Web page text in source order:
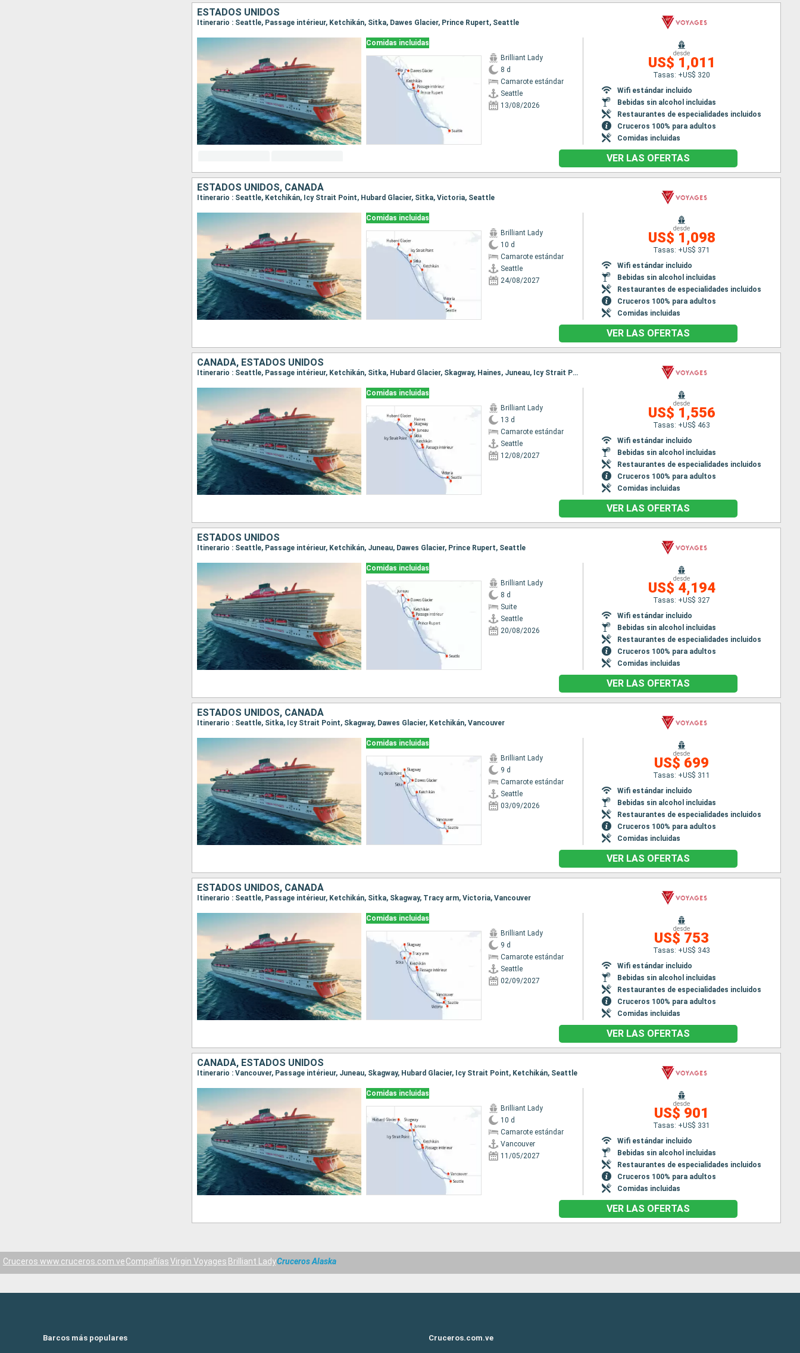
ESTADOS UNIDOS
Itinerario : Seattle, Passage intérieur, Ketchikán, Sitka, Dawes Glacier, Prince Rupert, Seattle
Comidas incluidas
Brilliant Lady
8 d
Camarote estándar
Seattle
13/08/2026
desde
US$ 1,011
Tasas: +US$ 320
Wifi estándar incluido
Bebidas sin alcohol incluidas
Restaurantes de especialidades incluidos
Cruceros 100% para adultos
Comidas incluidas
VER LAS OFERTAS
ESTADOS UNIDOS, CANADÁ
Itinerario : Seattle, Ketchikán, Icy Strait Point, Hubard Glacier, Sitka, Victoria, Seattle
Comidas incluidas
Brilliant Lady
10 d
Camarote estándar
Seattle
24/08/2027
desde
US$ 1,098
Tasas: +US$ 371
Wifi estándar incluido
Bebidas sin alcohol incluidas
Restaurantes de especialidades incluidos
Cruceros 100% para adultos
Comidas incluidas
VER LAS OFERTAS
CANADÁ, ESTADOS UNIDOS
Itinerario : Seattle, Passage intérieur, Ketchikán, Sitka, Hubard Glacier, Skagway, Haines, Juneau, Icy Strait Point, Victoria, Seattle
Comidas incluidas
Brilliant Lady
13 d
Camarote estándar
Seattle
12/08/2027
desde
US$ 1,556
Tasas: +US$ 463
Wifi estándar incluido
Bebidas sin alcohol incluidas
Restaurantes de especialidades incluidos
Cruceros 100% para adultos
Comidas incluidas
VER LAS OFERTAS
ESTADOS UNIDOS
Itinerario : Seattle, Passage intérieur, Ketchikán, Juneau, Dawes Glacier, Prince Rupert, Seattle
Comidas incluidas
Brilliant Lady
8 d
Suite
Seattle
20/08/2026
desde
US$ 4,194
Tasas: +US$ 327
Wifi estándar incluido
Bebidas sin alcohol incluidas
Restaurantes de especialidades incluidos
Cruceros 100% para adultos
Comidas incluidas
VER LAS OFERTAS
ESTADOS UNIDOS, CANADÁ
Itinerario : Seattle, Sitka, Icy Strait Point, Skagway, Dawes Glacier, Ketchikán, Vancouver
Comidas incluidas
Brilliant Lady
9 d
Camarote estándar
Seattle
03/09/2026
desde
US$ 699
Tasas: +US$ 311
Wifi estándar incluido
Bebidas sin alcohol incluidas
Restaurantes de especialidades incluidos
Cruceros 100% para adultos
Comidas incluidas
VER LAS OFERTAS
ESTADOS UNIDOS, CANADÁ
Itinerario : Seattle, Passage intérieur, Ketchikán, Sitka, Skagway, Tracy arm, Victoria, Vancouver
Comidas incluidas
Brilliant Lady
9 d
Camarote estándar
Seattle
02/09/2027
desde
US$ 753
Tasas: +US$ 343
Wifi estándar incluido
Bebidas sin alcohol incluidas
Restaurantes de especialidades incluidos
Cruceros 100% para adultos
Comidas incluidas
VER LAS OFERTAS
CANADÁ, ESTADOS UNIDOS
Itinerario : Vancouver, Passage intérieur, Juneau, Skagway, Hubard Glacier, Icy Strait Point, Ketchikán, Seattle
Comidas incluidas
Brilliant Lady
10 d
Camarote estándar
Vancouver
11/05/2027
desde
US$ 901
Tasas: +US$ 331
Wifi estándar incluido
Bebidas sin alcohol incluidas
Restaurantes de especialidades incluidos
Cruceros 100% para adultos
Comidas incluidas
VER LAS OFERTAS
Cruceros www.cruceros.com.veCompañíasVirgin Voyages Brilliant LadyCruceros Alaska
Barcos más populares Cruceros.com.ve